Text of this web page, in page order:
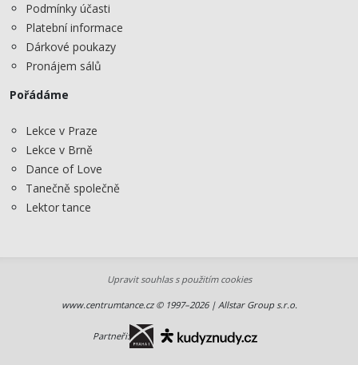
Podmínky účasti
Platební informace
Dárkové poukazy
Pronájem sálů
Pořádáme
Lekce v Praze
Lekce v Brně
Dance of Love
Tanečně společně
Lektor tance
Upravit souhlas s použitím cookies
www.centrumtance.cz © 1997–2026 | Allstar Group s.r.o.
Partneři: